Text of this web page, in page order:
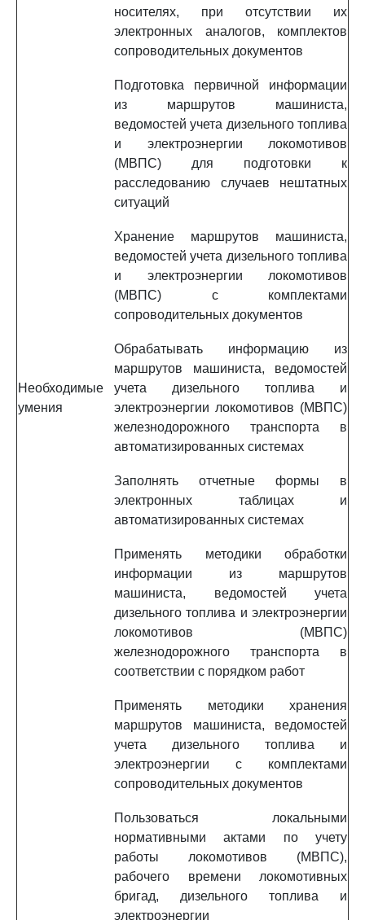
носителях, при отсутствии их
электронных аналогов, комплектов
сопроводительных документов
Подготовка первичной информации
из маршрутов машиниста,
ведомостей учета дизельного топлива
и электроэнергии локомотивов
(МВПС) для подготовки к
расследованию случаев нештатных
ситуаций
Хранение маршрутов машиниста,
ведомостей учета дизельного топлива
и электроэнергии локомотивов
(МВПС) с комплектами
сопроводительных документов
Необходимые
умения
Обрабатывать информацию из
маршрутов машиниста, ведомостей
учета дизельного топлива и
электроэнергии локомотивов (МВПС)
железнодорожного транспорта в
автоматизированных системах
Заполнять отчетные формы в
электронных таблицах и
автоматизированных системах
Применять методики обработки
информации из маршрутов
машиниста, ведомостей учета
дизельного топлива и электроэнергии
локомотивов (МВПС)
железнодорожного транспорта в
соответствии с порядком работ
Применять методики хранения
маршрутов машиниста, ведомостей
учета дизельного топлива и
электроэнергии с комплектами
сопроводительных документов
Пользоваться локальными
нормативными актами по учету
работы локомотивов (МВПС),
рабочего времени локомотивных
бригад, дизельного топлива и
электроэнергии